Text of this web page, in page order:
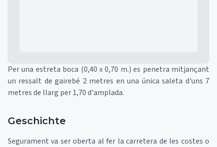
Per una estreta boca (0,40 x 0,70 m.) es penetra mitjançant
un ressalt de gairebé 2 metres en una única saleta d'uns 7
metres de llarg per 1,70 d'amplada.
Geschichte
Segurament va ser oberta al fer la carretera de les costes o